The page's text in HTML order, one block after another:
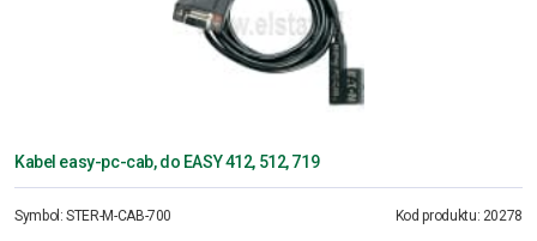
Kabel easy-pc-cab, do EASY 412, 512, 719
Symbol:STER-M-CAB-700 Kod produktu: 20278